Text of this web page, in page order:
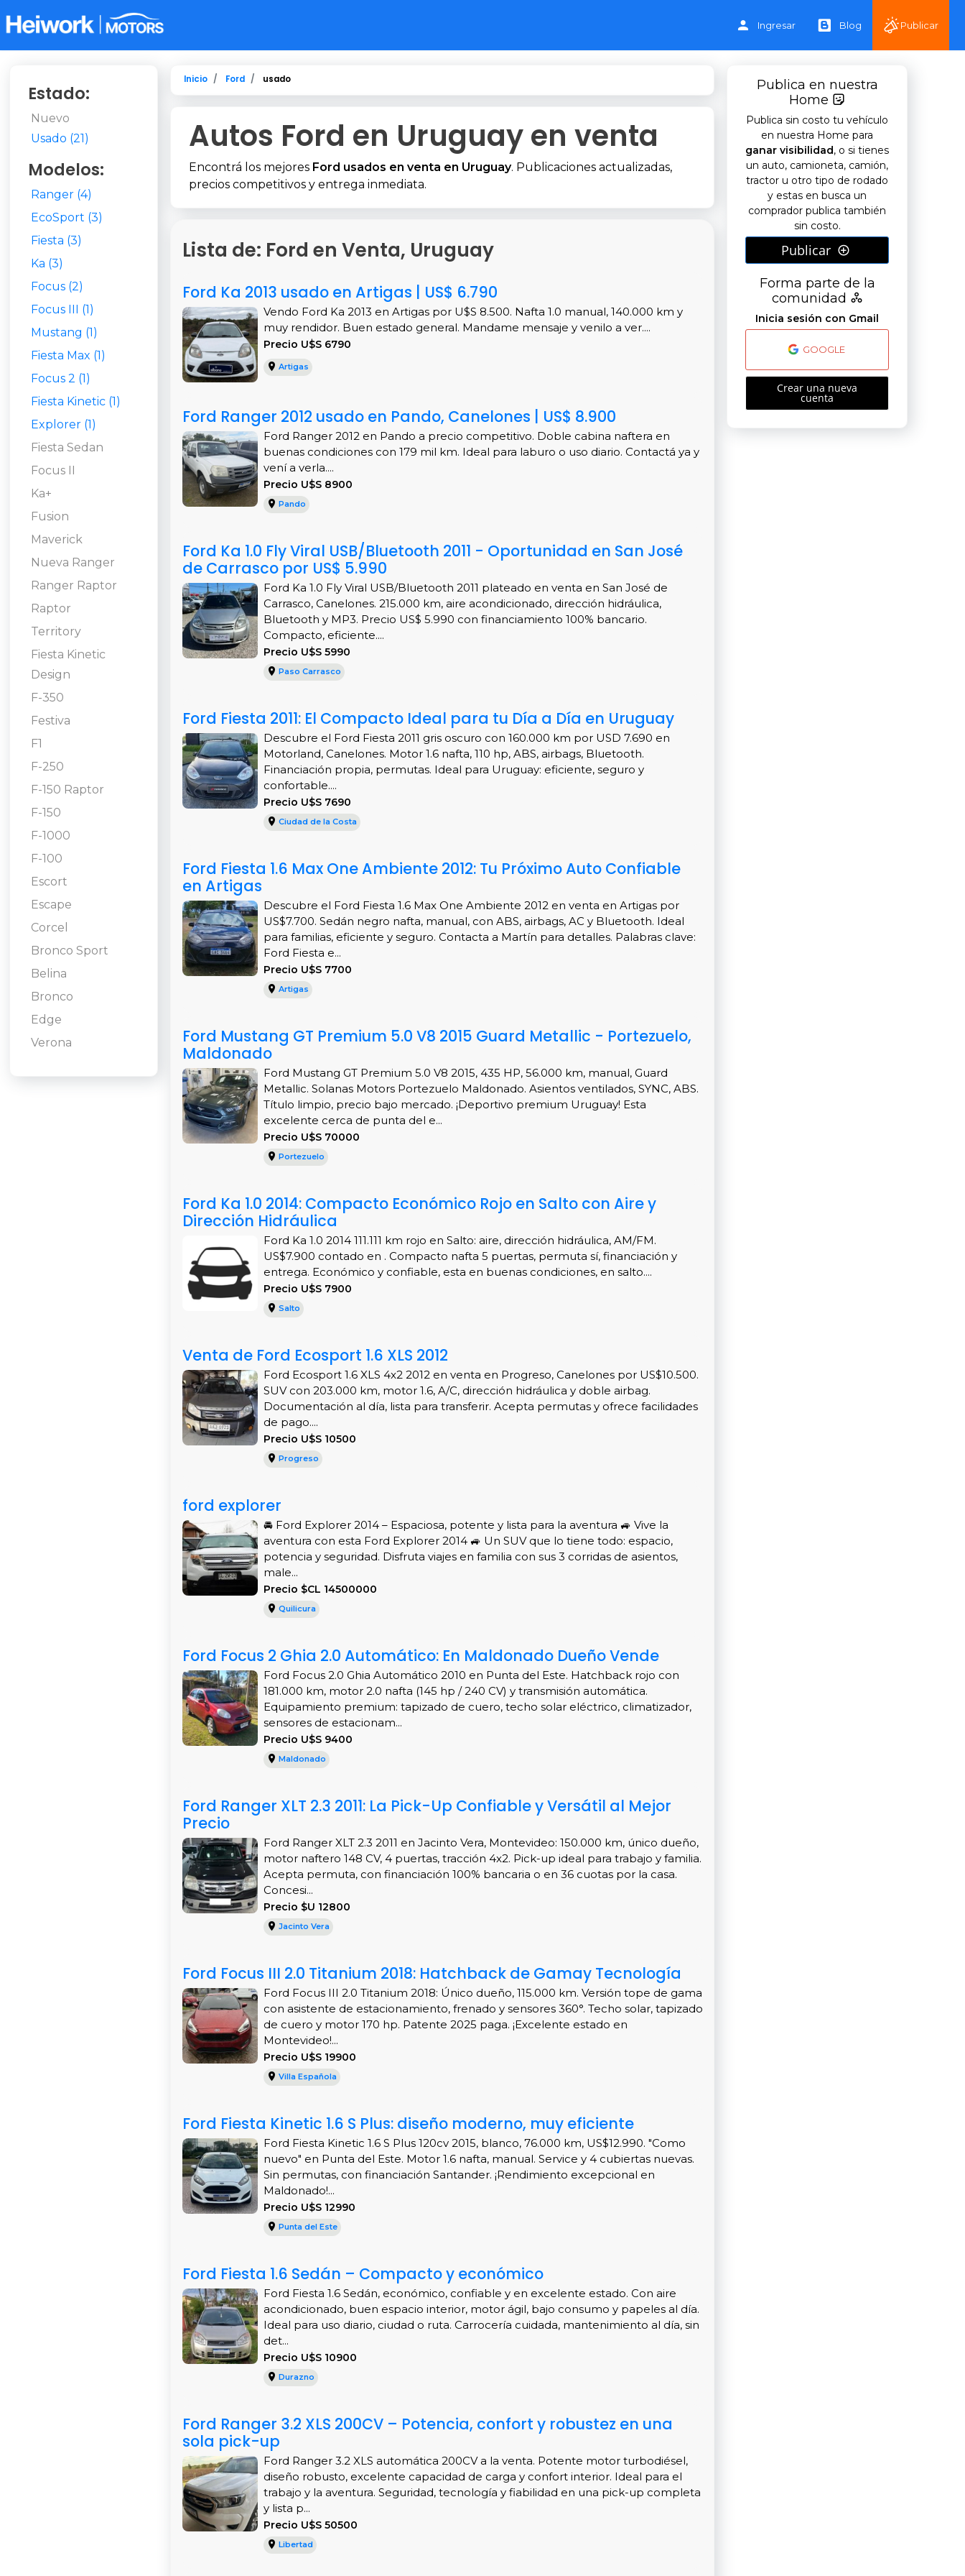
Ingresar Blog Publicar
Estado:
Nuevo
Usado (21)
Modelos:
Ranger (4)
EcoSport (3)
Fiesta (3)
Ka (3)
Focus (2)
Focus III (1)
Mustang (1)
Fiesta Max (1)
Focus 2 (1)
Fiesta Kinetic (1)
Explorer (1)
Fiesta Sedan
Focus II
Ka+
Fusion
Maverick
Nueva Ranger
Ranger Raptor
Raptor
Territory
Fiesta Kinetic
Design
F-350
Festiva
F1
F-250
F-150 Raptor
F-150
F-1000
F-100
Escort
Escape
Corcel
Bronco Sport
Belina
Bronco
Edge
Verona
Inicio Ford usado
Autos Ford en Uruguay en venta
Encontrá los mejores Ford usados en venta en Uruguay. Publicaciones actualizadas,
precios competitivos y entrega inmediata.
Lista de: Ford en Venta, Uruguay
Ford Ka 2013 usado en Artigas | US$ 6.790
Vendo Ford Ka 2013 en Artigas por U$S 8.500. Nafta 1.0 manual, 140.000 km y
muy rendidor. Buen estado general. Mandame mensaje y venilo a ver....
Precio U$S 6790
Artigas
Ford Ranger 2012 usado en Pando, Canelones | US$ 8.900
Ford Ranger 2012 en Pando a precio competitivo. Doble cabina naftera en
buenas condiciones con 179 mil km. Ideal para laburo o uso diario. Contactá ya y
vení a verla....
Precio U$S 8900
Pando
Ford Ka 1.0 Fly Viral USB/Bluetooth 2011 - Oportunidad en San José
de Carrasco por US$ 5.990
Ford Ka 1.0 Fly Viral USB/Bluetooth 2011 plateado en venta en San José de
Carrasco, Canelones. 215.000 km, aire acondicionado, dirección hidráulica,
Bluetooth y MP3. Precio US$ 5.990 con financiamiento 100% bancario.
Compacto, eficiente....
Precio U$S 5990
Paso Carrasco
Ford Fiesta 2011: El Compacto Ideal para tu Día a Día en Uruguay
Descubre el Ford Fiesta 2011 gris oscuro con 160.000 km por USD 7.690 en
Motorland, Canelones. Motor 1.6 nafta, 110 hp, ABS, airbags, Bluetooth.
Financiación propia, permutas. Ideal para Uruguay: eficiente, seguro y
confortable....
Precio U$S 7690
Ciudad de la Costa
Ford Fiesta 1.6 Max One Ambiente 2012: Tu Próximo Auto Confiable
en Artigas
Descubre el Ford Fiesta 1.6 Max One Ambiente 2012 en venta en Artigas por
US$7.700. Sedán negro nafta, manual, con ABS, airbags, AC y Bluetooth. Ideal
para familias, eficiente y seguro. Contacta a Martín para detalles. Palabras clave:
Ford Fiesta e...
Precio U$S 7700
Artigas
Ford Mustang GT Premium 5.0 V8 2015 Guard Metallic - Portezuelo,
Maldonado
Ford Mustang GT Premium 5.0 V8 2015, 435 HP, 56.000 km, manual, Guard
Metallic. Solanas Motors Portezuelo Maldonado. Asientos ventilados, SYNC, ABS.
Título limpio, precio bajo mercado. ¡Deportivo premium Uruguay! Esta
excelente cerca de punta del e...
Precio U$S 70000
Portezuelo
Ford Ka 1.0 2014: Compacto Económico Rojo en Salto con Aire y
Dirección Hidráulica
Ford Ka 1.0 2014 111.111 km rojo en Salto: aire, dirección hidráulica, AM/FM.
US$7.900 contado en . Compacto nafta 5 puertas, permuta sí, financiación y
entrega. Económico y confiable, esta en buenas condiciones, en salto....
Precio U$S 7900
Salto
Venta de Ford Ecosport 1.6 XLS 2012
Ford Ecosport 1.6 XLS 4x2 2012 en venta en Progreso, Canelones por US$10.500.
SUV con 203.000 km, motor 1.6, A/C, dirección hidráulica y doble airbag.
Documentación al día, lista para transferir. Acepta permutas y ofrece facilidades
de pago....
Precio U$S 10500
Progreso
ford explorer
🚘 Ford Explorer 2014 – Espaciosa, potente y lista para la aventura 🚙 Vive la
aventura con esta Ford Explorer 2014 🚙 Un SUV que lo tiene todo: espacio,
potencia y seguridad. Disfruta viajes en familia con sus 3 corridas de asientos,
male...
Precio $CL 14500000
Quilicura
Ford Focus 2 Ghia 2.0 Automático: En Maldonado Dueño Vende
Ford Focus 2.0 Ghia Automático 2010 en Punta del Este. Hatchback rojo con
181.000 km, motor 2.0 nafta (145 hp / 240 CV) y transmisión automática.
Equipamiento premium: tapizado de cuero, techo solar eléctrico, climatizador,
sensores de estacionam...
Precio U$S 9400
Maldonado
Ford Ranger XLT 2.3 2011: La Pick-Up Confiable y Versátil al Mejor
Precio
Ford Ranger XLT 2.3 2011 en Jacinto Vera, Montevideo: 150.000 km, único dueño,
motor naftero 148 CV, 4 puertas, tracción 4x2. Pick-up ideal para trabajo y familia.
Acepta permuta, con financiación 100% bancaria o en 36 cuotas por la casa.
Concesi...
Precio $U 12800
Jacinto Vera
Ford Focus III 2.0 Titanium 2018: Hatchback de Gamay Tecnología
Ford Focus III 2.0 Titanium 2018: Único dueño, 115.000 km. Versión tope de gama
con asistente de estacionamiento, frenado y sensores 360°. Techo solar, tapizado
de cuero y motor 170 hp. Patente 2025 paga. ¡Excelente estado en
Montevideo!...
Precio U$S 19900
Villa Española
Ford Fiesta Kinetic 1.6 S Plus: diseño moderno, muy eficiente
Ford Fiesta Kinetic 1.6 S Plus 120cv 2015, blanco, 76.000 km, US$12.990. "Como
nuevo" en Punta del Este. Motor 1.6 nafta, manual. Service y 4 cubiertas nuevas.
Sin permutas, con financiación Santander. ¡Rendimiento excepcional en
Maldonado!...
Precio U$S 12990
Punta del Este
Ford Fiesta 1.6 Sedán – Compacto y económico
Ford Fiesta 1.6 Sedán, económico, confiable y en excelente estado. Con aire
acondicionado, buen espacio interior, motor ágil, bajo consumo y papeles al día.
Ideal para uso diario, ciudad o ruta. Carrocería cuidada, mantenimiento al día, sin
det...
Precio U$S 10900
Durazno
Ford Ranger 3.2 XLS 200CV – Potencia, confort y robustez en una
sola pick-up
Ford Ranger 3.2 XLS automática 200CV a la venta. Potente motor turbodiésel,
diseño robusto, excelente capacidad de carga y confort interior. Ideal para el
trabajo y la aventura. Seguridad, tecnología y fiabilidad en una pick-up completa
y lista p...
Precio U$S 50500
Libertad
Publica en nuestra
Home
Publica sin costo tu vehículo
en nuestra Home para
ganar visibilidad, o si tienes
un auto, camioneta, camión,
tractor u otro tipo de rodado
y estas en busca un
comprador publica también
sin costo.
Publicar
Forma parte de la
comunidad
Inicia sesión con Gmail
GOOGLE
Crear una nueva
cuenta